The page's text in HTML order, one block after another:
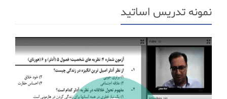
نمونه تدریس اساتید